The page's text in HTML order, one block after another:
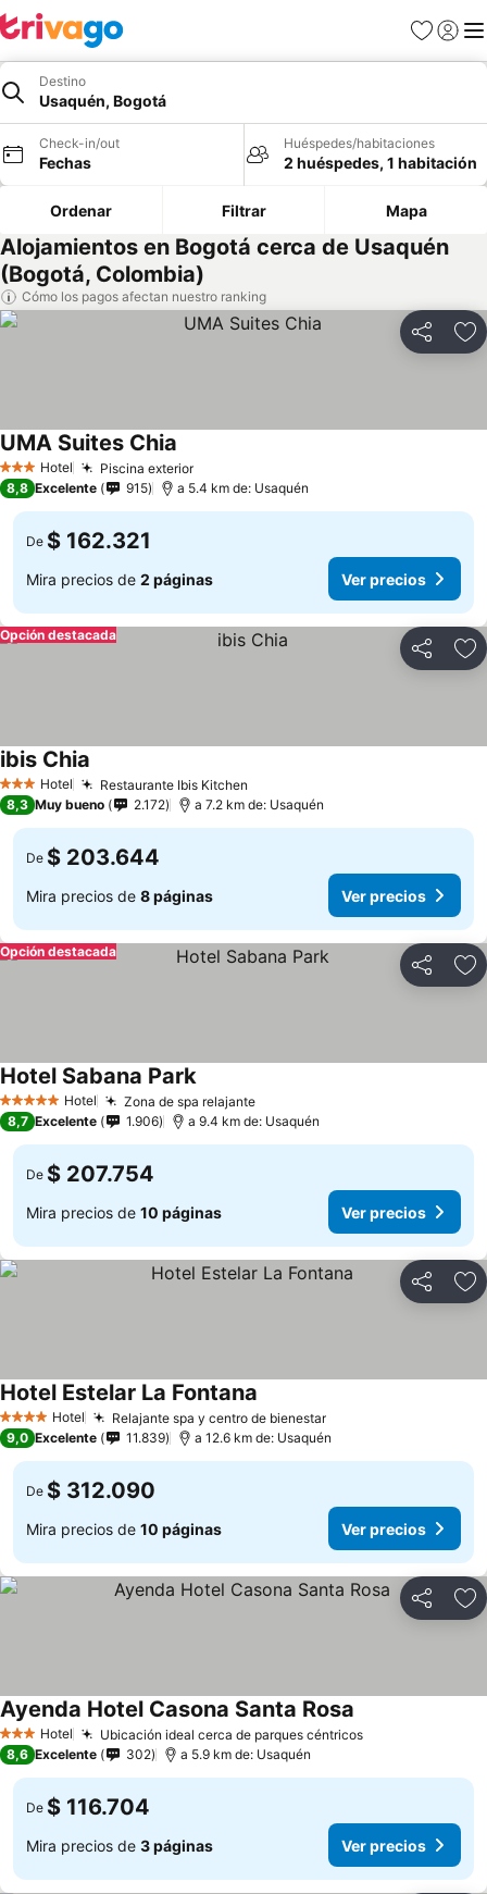
Favoritos
Iniciar
Destino
Usaquén, Bogotá
Check-in/out
Fechas
Huéspedes/habitaciones
2 huéspedes, 1 habitación
Ordenar Filtrar Mapa
Alojamientos en Bogotá cerca de Usaquén
(Bogotá, Colombia)
Cómo los pagos afectan nuestro ranking
Compartir
3 Estrellas
Hotel Piscina exteriorVer precios
UMA Suites Chia
8,8 Excelente 915 a 5.4 km de: Usaquén
De $ 162.321
Mira precios de 2 páginas Ver precios
Compartir
Opción destacada
3 Estrellas
Hotel Restaurante Ibis Kitchen
ibis Chia
8,3 Muy bueno 2.172 a 7.2 km de: Usaquén
De $ 203.644
Mira precios de 8 páginas Ver precios
Compartir
Opción destacada
5 Estrellas Hotel Zona de spa relajanteVer precios
Hotel Sabana ParkVer precios
8,7 Excelente 1.906 a 9.4 km de: Usaquén
De $ 207.754
Mira precios de 10 páginas Ver precios
Compartir
4 EstrellasHotel Relajante spa y centro de bienestarVer precios
Hotel Estelar La Fontana
9,0 Excelente 11.839 a 12.6 km de: Usaquén
De $ 312.090
Mira precios de 10 páginas Ver precios
Compartir
3 Estrellas
Hotel Ubicación ideal cerca de parques céntricosVer precios
Ayenda Hotel Casona Santa Rosa
8,6 Excelente 302 a 5.9 km de: Usaquén
De $ 116.704
Mira precios de 3 páginas Ver precios